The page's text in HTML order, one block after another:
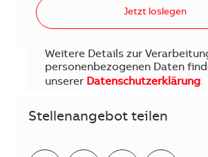
Jetzt loslegen
Weitere Details zur
personenbezogenen Daten
unserer Datenschutzerklärung.
Stellenangebot teilen